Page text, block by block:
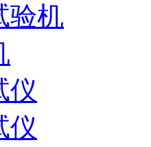
验机
仪
仪